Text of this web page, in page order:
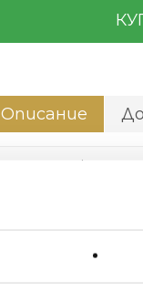
Описание
Обем / Capacity